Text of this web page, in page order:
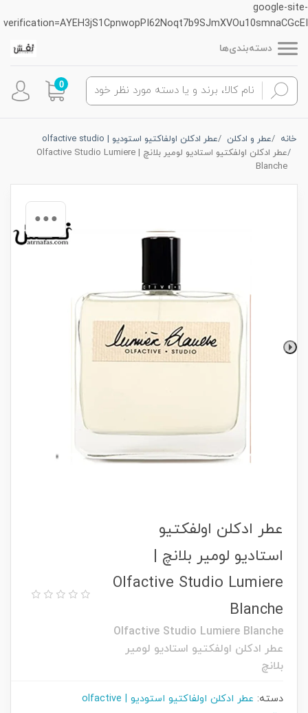
google-site-
verification=AYEH3jS1CpnwopPI62Noqt7b9SJmXVOu10smnaCGcEI
دسته‌بندی‌ها
0
خانه عطر و ادکلن
عطر ادکلن اولفاکتیو استودیو | olfactive studio
عطر ادکلن اولفکتیو استادیو لومیر بلانچ | Olfactive Studio Lumiere
Blanche
عطر ادکلن اولفکتیو
استادیو لومیر بلانچ |
Olfactive Studio Lumiere
Blanche
Olfactive Studio Lumiere Blanche
عطر ادکلن اولفکتیو استادیو لومیر
بلانچ
دسته:
عطر ادکلن اولفاکتیو استودیو | olfactive